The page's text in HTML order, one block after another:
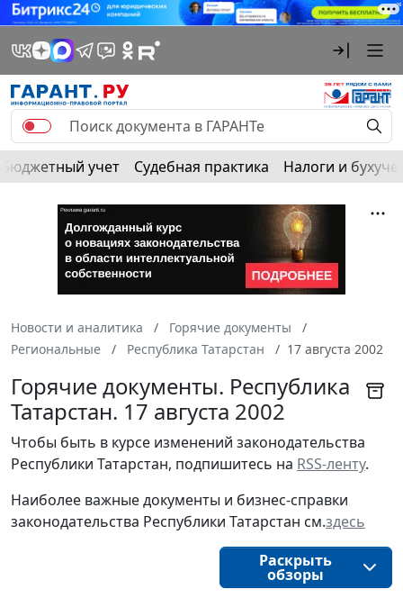
Бюджетный учет Судебная практика Налоги и
Новости и аналитика
Горячие документы
Региональные
Республика Татарстан 17 августа 2002
Горячие документы. Республика
Татарстан. 17 августа 2002
Чтобы быть в курсе изменений законодательства
Республики Татарстан, подпишитесь на RSS-ленту.
Наиболее важные документы и бизнес-справки
законодательства Республики Татарстан см.здесь
Раскрыть
обзоры